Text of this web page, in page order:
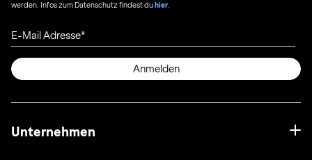
werden. Infos zum Datenschutz findest duhier
E-Mail Adresse
Anmelden
Unternehmen